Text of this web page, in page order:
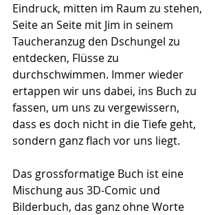
Eindruck, mitten im Raum zu stehen,
Seite an Seite mit Jim in seinem
Taucheranzug den Dschungel zu
entdecken, Flüsse zu
durchschwimmen. Immer wieder
ertappen wir uns dabei, ins Buch zu
fassen, um uns zu vergewissern,
dass es doch nicht in die Tiefe geht,
sondern ganz flach vor uns liegt.
Das grossformatige Buch ist eine
Mischung aus 3D-Comic und
Bilderbuch, das ganz ohne Worte